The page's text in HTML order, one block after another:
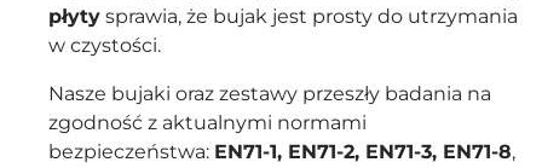
płyty sprawia, że bujak jest prosty do utrzymania
w czystości.
Nasze bujaki oraz zestawy przeszły badania na
zgodność z aktualnymi normami
bezpieczeństwa: EN71-1, EN71-2, EN71-3, EN71-8,